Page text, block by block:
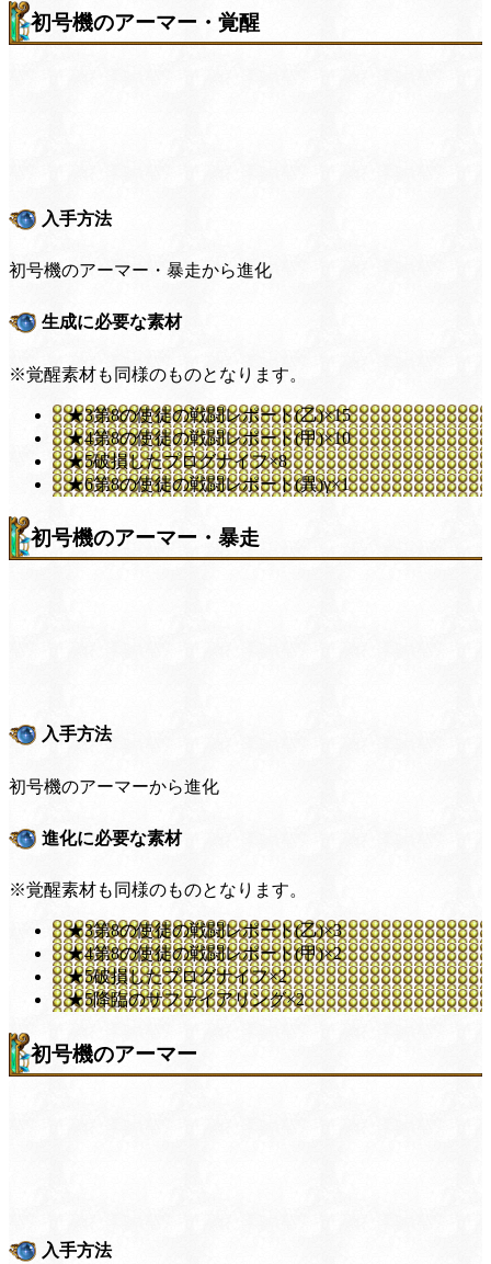
初号機のアーマー・覚醒
入手方法
初号機のアーマー・暴走から進化
生成に必要な素材
※覚醒素材も同様のものとなります。
★3第8の使徒の戦闘レポート(乙)×15
★4第8の使徒の戦闘レポート(甲)×10
★5破損したプログナイフ×8
★6第8の使徒の戦闘レポート(異)γ×1
初号機のアーマー・暴走
入手方法
初号機のアーマーから進化
進化に必要な素材
※覚醒素材も同様のものとなります。
★3第8の使徒の戦闘レポート(乙)×3
★4第8の使徒の戦闘レポート(甲)×2
★5破損したプログナイフ×2
★5降臨のサファイアリング×2
初号機のアーマー
入手方法